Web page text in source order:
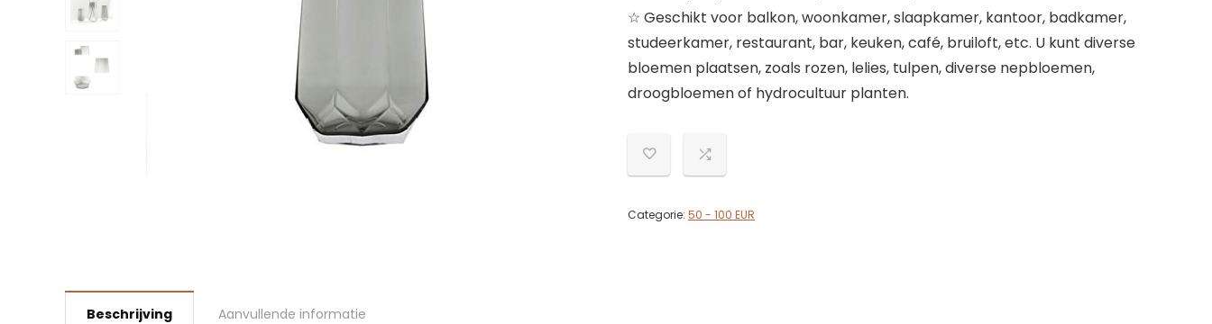
☆ Geschikt voor balkon, woonkamer, slaapkamer, kantoor, badkamer,
studeerkamer, restaurant, bar, keuken, café, bruiloft, etc. U kunt diverse
bloemen plaatsen, zoals rozen, lelies, tulpen, diverse nepbloemen,
droogbloemen of hydrocultuur planten.
Categorie: 50 - 100 EUR
Beschrijving Aanvullende informatie